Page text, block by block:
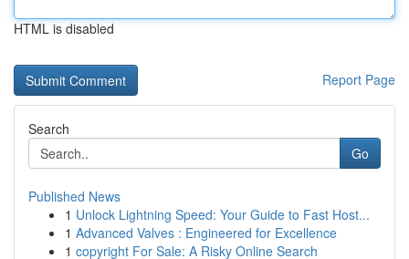
HTML is disabled
Report Page
Search
Go
Published News
1 Unlock Lightning Speed: Your Guide to Fast Host...
1 Advanced Valves : Engineered for Excellence
1 copyright For Sale: A Risky Online Search